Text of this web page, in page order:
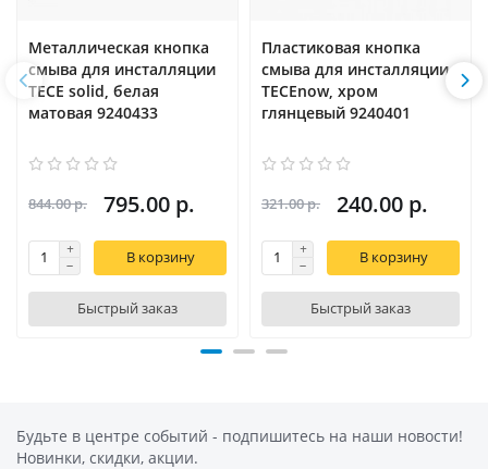
Металлическая кнопка
смыва для инсталляции
TECE solid, белая
матовая 9240433
844.00 р. 795.00 р.
В корзину
Быстрый заказ
Пластиковая кнопка
смыва для инсталляции
TECEnow, хром
глянцевый 9240401
321.00 р. 240.00 р.
В корзину
Быстрый заказ
Будьте в центре событий - подпишитесь на наши новости!
Новинки, скидки, акции.